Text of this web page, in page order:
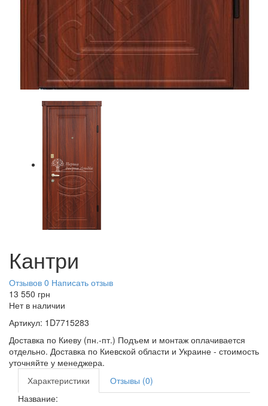
Кантри
Отзывов 0 Написать отзыв
13 550 грн
Нет в наличии
Артикул: 1D7715283
Доставка по Киеву (пн.-пт.) Подъем и монтаж оплачивается
отдельно. Доставка по Киевской области и Украине - стоимость
уточняйте у менеджера.
Характеристики
Отзывы (0)
Название: